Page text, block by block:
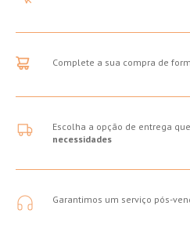
Complete a sua compra de
Escolha a opção de entrega
necessidades
Garantimos um serviço pós-